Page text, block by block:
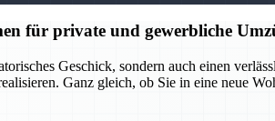
für private und gewerbliche
Geschick, sondern auch einen
Ganz gleich, ob Sie in eine neue